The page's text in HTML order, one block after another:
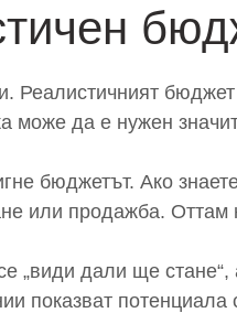
може да е нужен
бюджетът. Ако
или продажба. Оттам
„види дали ще
показват